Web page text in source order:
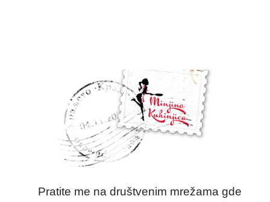
Pratite me na društvenim mrežama gde